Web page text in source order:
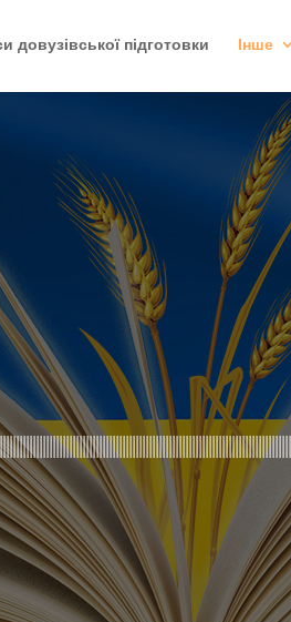
довузівської підготовки Інше